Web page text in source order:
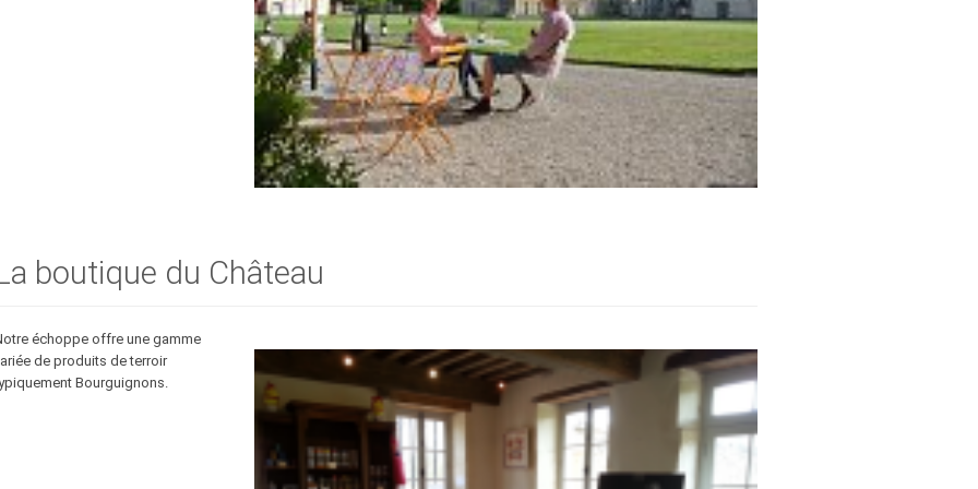
boutique du Château
échoppe offre une gamme
de produits de terroir
Bourguignons.